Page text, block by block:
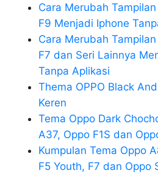
Cara Merubah
F9 Menjadi Iphone
Cara Merubah
F7 dan Seri Lainnya
Tanpa Aplikasi
Thema OPPO Black
Keren
Tema Oppo Dark
A37, Oppo F1S dan
Kumpulan Tema Oppo
F5 Youth, F7 dan Oppo